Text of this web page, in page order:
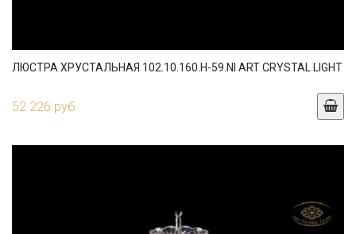
ЛЮСТРА ХРУСТАЛЬНАЯ 102.10.160.H-59.NI ART CRYSTAL LIGHT
52 226 руб.